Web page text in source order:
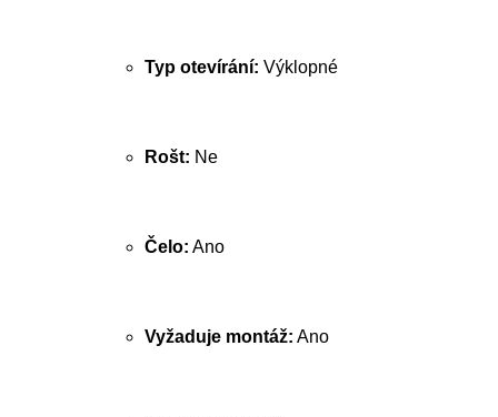
Typ otevírání: Výklopné
Rošt: Ne
Čelo: Ano
Vyžaduje montáž: Ano